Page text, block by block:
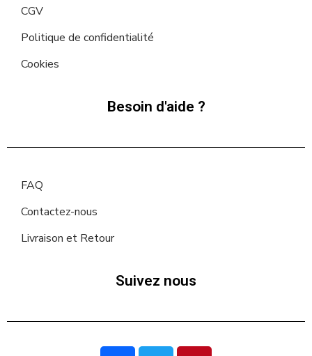
CGV
Politique de confidentialité
Cookies
Besoin d'aide ?
FAQ
Contactez-nous
Livraison et Retour
Suivez nous